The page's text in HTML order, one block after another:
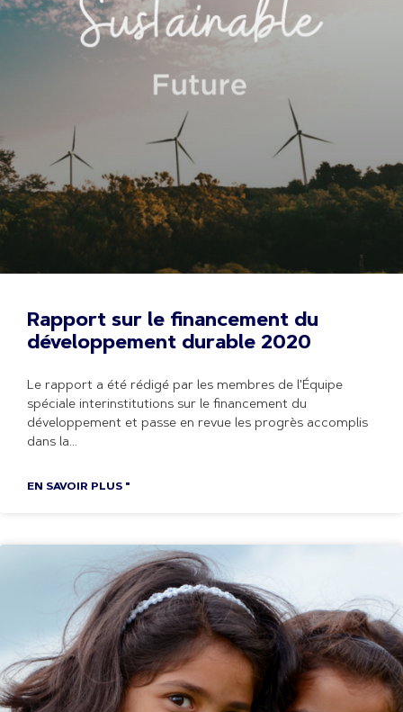
Rapport sur le financement du
développement durable 2020
Le rapport a été rédigé par les membres de l'Équipe
spéciale interinstitutions sur le financement du
développement et passe en revue les progrès accomplis
dans la
EN SAVOIR PLUS "